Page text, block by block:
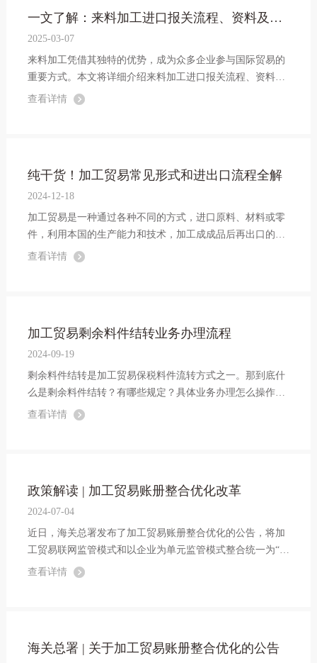
一文了解：来料加工进口报关流程、资料及注意事项
2025-03-07
来料加工凭借其独特的优势，成为众多企业参与国际贸易的
重要方式。本文将详细介绍来料加工进口报关流程、资料及
注意事项，为相关企业提供帮助。
查看详情
纯干货！加工贸易常见形式和进出口流程全解
2024-12-18
加工贸易是一种通过各种不同的方式，进口原料、材料或零
件，利用本国的生产能力和技术，加工成成品后再出口的经
营活动。本文将详细介绍加工贸易进出口流程，为企业提供
查看详情
加工贸易剩余料件结转业务办理流程
2024-09-19
剩余料件结转是加工贸易保税料件流转方式之一。那到底什
么是剩余料件结转？有哪些规定？具体业务办理怎么操作
呢？让我们一起来了解一下吧！
查看详情
政策解读 | 加工贸易账册整合优化改革
2024-07-04
近日，海关总署发布了加工贸易账册整合优化的公告，将加
工贸易联网监管模式和以企业为单元监管模式整合统一为“加
工贸易账册”管理模式。
查看详情
海关总署 | 关于加工贸易账册整合优化的公告